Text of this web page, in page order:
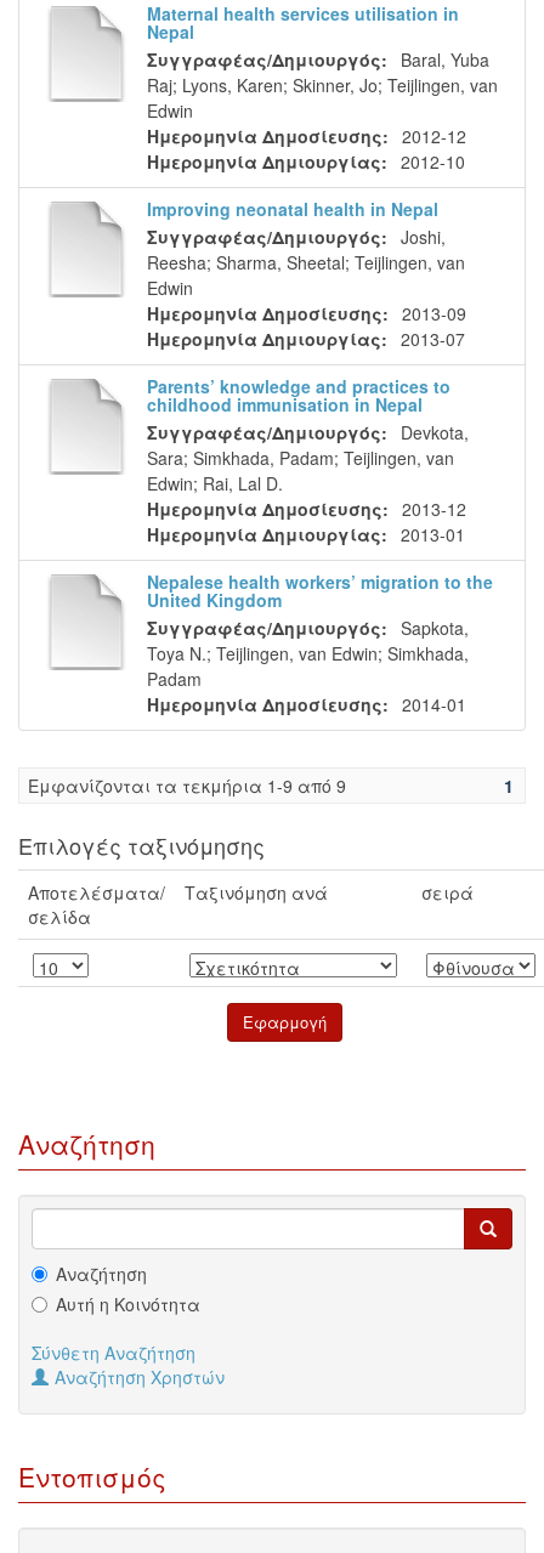
Maternal health services utilisation in
Nepal
Συγγραφέας/Δημιουργός:
Baral, Yuba
Raj; Lyons, Karen; Skinner, Jo; Teijlingen, van
Edwin
Ημερομηνία Δημοσίευσης: 2012-12
Ημερομηνία Δημιουργίας: 2012-10
Improving neonatal health in Nepal
Συγγραφέας/Δημιουργός: Joshi,
Reesha; Sharma, Sheetal; Teijlingen, van
Edwin
Ημερομηνία Δημοσίευσης: 2013-09
Ημερομηνία Δημιουργίας: 2013-07
Parents’ knowledge and practices to
childhood immunisation in Nepal
Συγγραφέας/Δημιουργός:
Devkota,
Sara; Simkhada, Padam; Teijlingen, van
Edwin; Rai, Lal D.
Ημερομηνία Δημοσίευσης: 2013-12
Ημερομηνία Δημιουργίας: 2013-01
Nepalese health workers’ migration to the
United Kingdom
Συγγραφέας/Δημιουργός: Sapkota,
Toya N.; Teijlingen, van Edwin; Simkhada,
Padam
Ημερομηνία Δημοσίευσης: 2014-01
Eμφανίζονται τα τεκμήρια 1-9 από 9 1
Επιλογές ταξινόμησης
Αποτελέσματα/
σελίδα
Ταξινόμηση ανά σειρά
Αναζήτηση
Αναζήτηση
Αυτή η Κοινότητα
Σύνθετη Αναζήτηση
Αναζήτηση Χρηστών
Εντοπισμός